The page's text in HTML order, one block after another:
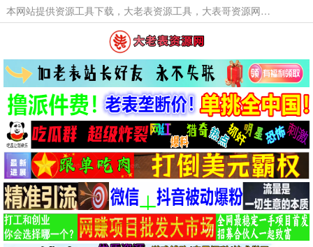
本网站提供资源工具下载，大老表资源工具，大表哥资源网软件工具，大老表资源下载，活动线报福利资源分享,活动线报，大型网游经典游戏，网络热门技术游戏辅助交流与分享。